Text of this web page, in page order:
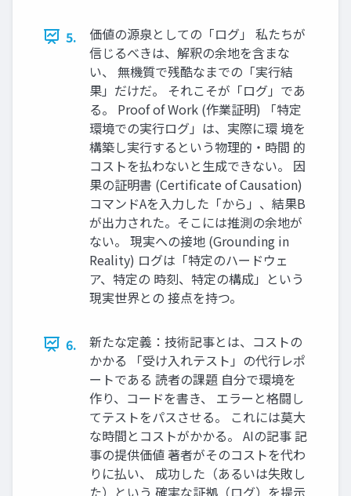
5.
価値の源泉としての「ログ」 私たちが
信じるべきは、解釈の余地を含まな
い、 無機質で残酷なまでの「実行結
果」だけだ。 それこそが「ログ」であ
る。 Proof of Work (作業証明) 「特定
環境での実行ログ」は、実際に環 境を
構築し実行するという物理的・時間 的
コストを払わないと生成できない。 因
果の証明書 (Certificate of Causation)
コマンドAを入力した「から」、結果B
が出力された。そこには推測の余地が
ない。 現実への接地 (Grounding in
Reality) ログは「特定のハードウェ
ア、特定の 時刻、特定の構成」という
現実世界との 接点を持つ。
6.
新たな定義：技術記事とは、コストの
かかる 「受け入れテスト」の代行レポ
ートである 読者の課題 自分で環境を
作り、コードを書き、 エラーと格闘し
てテストをパスさせる。 これには莫大
な時間とコストがかかる。 AIの記事 記
事の提供価値 著者がそのコストを代わ
りに払い、 成功した（あるいは失敗し
た）という 確実な証拠（ログ）を提示